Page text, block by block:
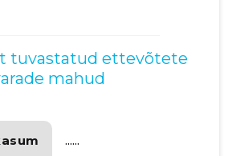
tuvastatud ettevõtete
mahud
......